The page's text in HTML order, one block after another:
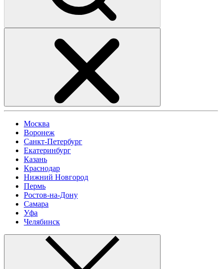
Москва
Воронеж
Санкт-Петербург
Екатеринбург
Казань
Краснодар
Нижний Новгород
Пермь
Ростов-на-Дону
Самара
Уфа
Челябинск